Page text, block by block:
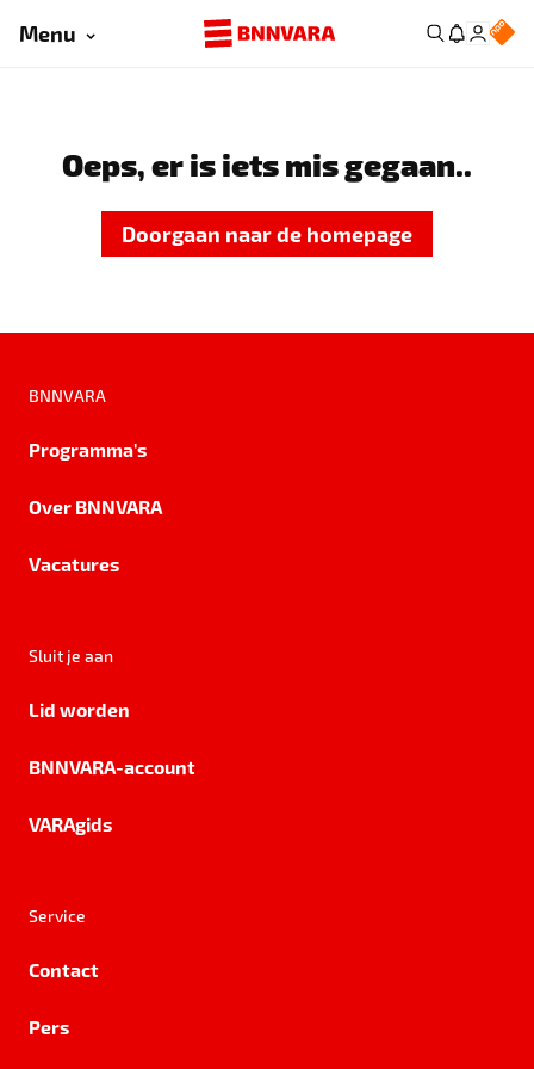
Menu
Oeps, er is iets mis gegaan..
Doorgaan naar de homepage
BNNVARA
Programma's
Over BNNVARA
Vacatures
Sluit je aan
Lid worden
BNNVARA-account
VARAgids
Service
Contact
Pers